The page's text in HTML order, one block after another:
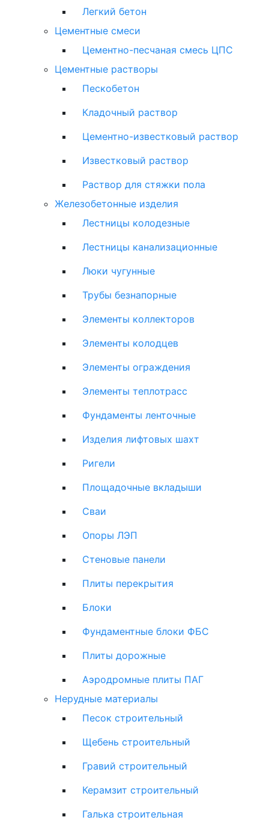
Легкий бетон
Цементные смеси
Цементно-песчаная смесь ЦПС
Цементные растворы
Пескобетон
Кладочный раствор
Цементно-известковый раствор
Известковый раствор
Раствор для стяжки пола
Железобетонные изделия
Лестницы колодезные
Лестницы канализационные
Люки чугунные
Трубы безнапорные
Элементы коллекторов
Элементы колодцев
Элементы ограждения
Элементы теплотрасс
Фундаменты ленточные
Изделия лифтовых шахт
Ригели
Площадочные вкладыши
Сваи
Опоры ЛЭП
Стеновые панели
Плиты перекрытия
Блоки
Фундаментные блоки ФБС
Плиты дорожные
Аэродромные плиты ПАГ
Нерудные материалы
Песок строительный
Щебень строительный
Гравий строительный
Керамзит строительный
Галька строительная